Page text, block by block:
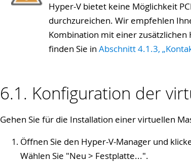
Hyper-V bietet keine Möglichkeit
durchzureichen. Wir empfehlen
Kombination mit einer
finden Sie inAbschnitt 4.1.3,
6.1. Konfiguration der
Gehen Sie für die Installation einer virtuellen
Öffnen Sie den Hyper-V-Manager und
Wählen Sie "Neu > Festplatte...".